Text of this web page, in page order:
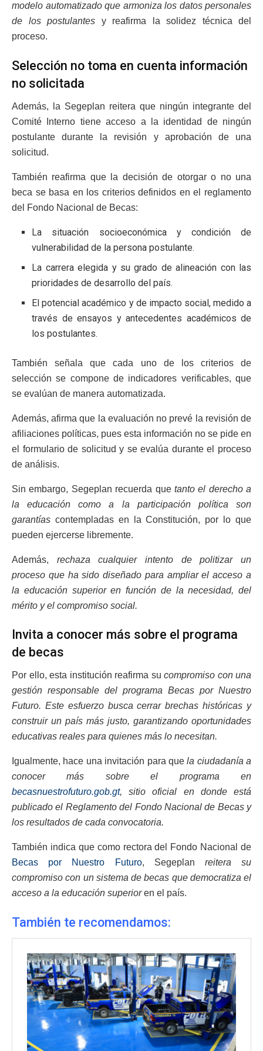
modelo automatizado que armoniza los datos personales
de los postulantes y reafirma la solidez técnica del
proceso.
Selección no toma en cuenta información
no solicitada
Además, la Segeplan reitera que ningún integrante del
Comité Interno tiene acceso a la identidad de ningún
postulante durante la revisión y aprobación de una
solicitud.
También reafirma que la decisión de otorgar o no una
beca se basa en los criterios definidos en el reglamento
del Fondo Nacional de Becas:
La situación socioeconómica y condición de
vulnerabilidad de la persona postulante.
La carrera elegida y su grado de alineación con las
prioridades de desarrollo del país.
El potencial académico y de impacto social, medido a
través de ensayos y antecedentes académicos de
los postulantes.
También señala que cada uno de los criterios de
selección se compone de indicadores verificables, que
se evalúan de manera automatizada.
Además, afirma que la evaluación no prevé la revisión de
afiliaciones políticas, pues esta información no se pide en
el formulario de solicitud y se evalúa durante el proceso
de análisis.
Sin embargo, Segeplan recuerda que tanto el derecho a
la educación como a la participación política son
garantías contempladas en la Constitución, por lo que
pueden ejercerse libremente.
Además, rechaza cualquier intento de politizar un
proceso que ha sido diseñado para ampliar el acceso a
la educación superior en función de la necesidad, del
mérito y el compromiso social.
Invita a conocer más sobre el programa
de becas
Por ello, esta institución reafirma su compromiso con una
gestión responsable del programa Becas por Nuestro
Futuro. Este esfuerzo busca cerrar brechas históricas y
construir un país más justo, garantizando oportunidades
educativas reales para quienes más lo necesitan.
Igualmente, hace una invitación para quela ciudadanía a
conocer más sobre el programa en
becasnuestrofuturo.gob.gt, sitio oficial en donde está
publicado el Reglamento del Fondo Nacional de Becas y
los resultados de cada convocatoria.
También indica que como rectora del Fondo Nacional de
Becas por Nuestro Futuro, Segeplan reitera su
compromiso con un sistema de becas que democratiza el
acceso a la educación superioren el país.
También te recomendamos: